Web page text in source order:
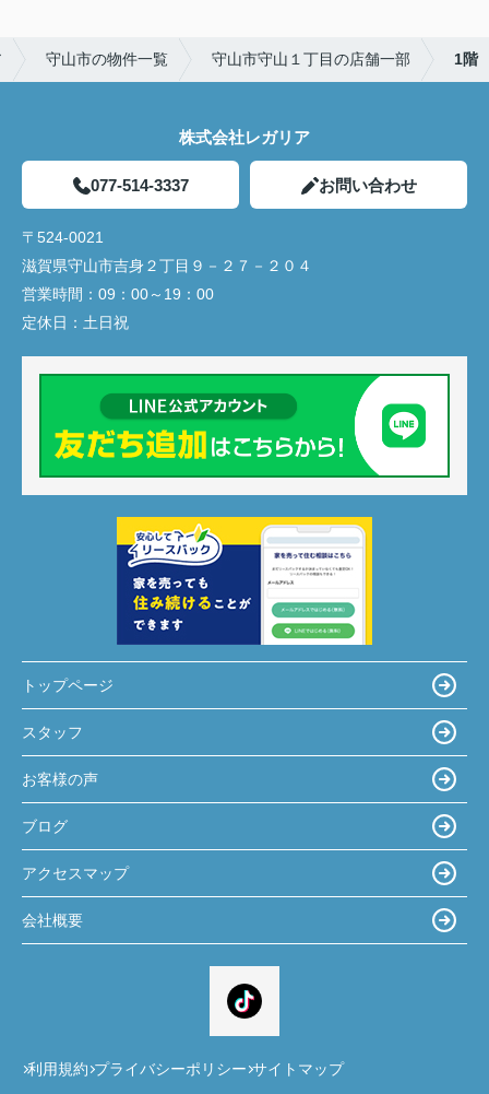
守山市の物件一覧 守山市守山１丁目の店舗一部 1階
株式会社レガリア
077-514-3337 お問い合わせ
〒524-0021
滋賀県守山市吉身２丁目９－２７－２０４
営業時間： 09：00～19：00
定休日： 土日祝
トップページ
スタッフ
お客様の声
ブログ
アクセスマップ
会社概要
利用規約 プライバシーポリシー サイトマップ